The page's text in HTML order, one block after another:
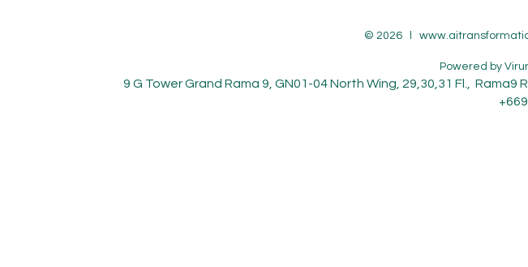
© 2026 l
Powered by
9 G Tower Grand Rama 9, GN01-04 North Wing, 29,30,31 Fl.,